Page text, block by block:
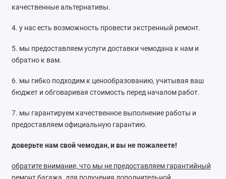
качественные альтернативы.
4. у нас есть возможность провести экстренный ремонт.
5. мы предоставляем услуги доставки чемодана к нам и
обратно к вам.
6. мы гибко подходим к ценообразованию, учитывая ваш
бюджет и обговаривая стоимость перед началом работ.
7. мы гарантируем качественное выполнение работы и
предоставляем официальную гарантию.
доверьте нам свой чемодан, и вы не пожалеете!
обратите внимание, что мы не предоставляем гарантийный